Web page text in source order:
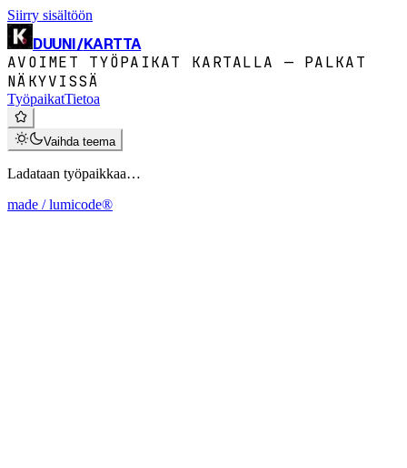
Siirry sisältöön
DUUNI/KARTTA
AVOIMET TYÖPAIKAT KARTALLA — PALKAT
NÄKYVISSÄ
TyöpaikatTietoa
Vaihda teema
Ladataan työpaikkaa…
made / lumicode®